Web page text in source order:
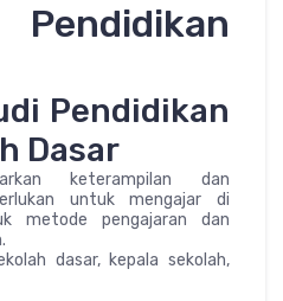
Pendidikan
Dasar
keterampilan dan
untuk mengajar di
metode pengajaran dan
dasar, kepala sekolah,